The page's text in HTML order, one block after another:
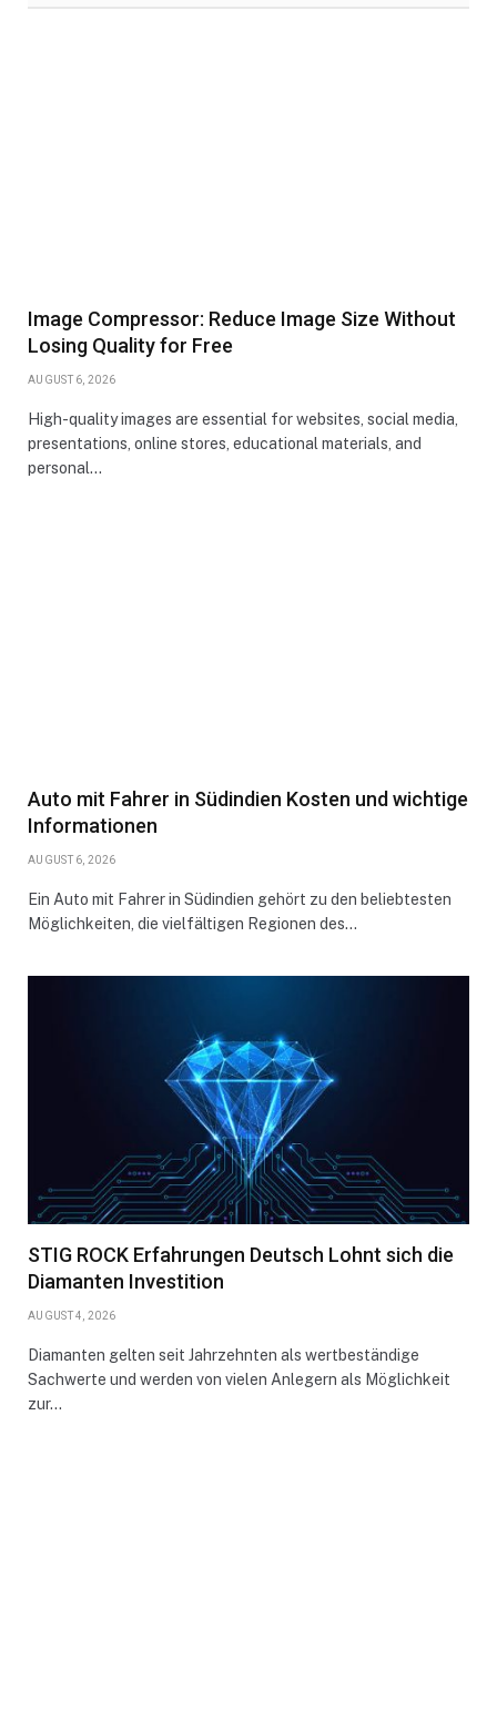
Image Compressor: Reduce Image Size Without
Losing Quality for Free
AUGUST 6, 2026
High-quality images are essential for websites, social media,
presentations, online stores, educational materials, and
personal…
Auto mit Fahrer in Südindien Kosten und wichtige
Informationen
AUGUST 6, 2026
Ein Auto mit Fahrer in Südindien gehört zu den beliebtesten
Möglichkeiten, die vielfältigen Regionen des…
STIG ROCK Erfahrungen Deutsch Lohnt sich die
Diamanten Investition
AUGUST 4, 2026
Diamanten gelten seit Jahrzehnten als wertbeständige
Sachwerte und werden von vielen Anlegern als Möglichkeit
zur…